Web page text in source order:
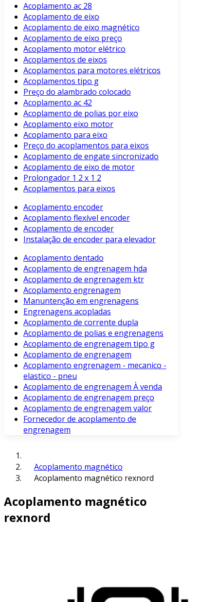
Acoplamento ac 28
Acoplamento de eixo
Acoplamento de eixo magnético
Acoplamento de eixo preço
Acoplamento motor elétrico
Acoplamentos de eixos
Acoplamentos para motores elétricos
Acoplamentos tipo g
Preço do alambrado colocado
Acoplamento ac 42
Acoplamento de polias por eixo
Acoplamento eixo motor
Acoplamento para eixo
Preço do acoplamentos para eixos
Acoplamento de engate sincronizado
Acoplamento de eixo de motor
Prolongador 1 2 x 1 2
Acoplamentos para eixos
Acoplamento encoder
Acoplamento flexível encoder
Acoplamento de encoder
Instalação de encoder para elevador
Acoplamento dentado
Acoplamento de engrenagem hda
Acoplamento de engrenagem ktr
Acoplamento engrenagem
Manuntenção em engrenagens
Engrenagens acopladas
Acoplamento de corrente dupla
Acoplamento de polias e engrenagens
Acoplamento de engrenagem tipo g
Acoplamento de engrenagem
Acoplamento engrenagem - mecanico -
elastico - pneu
Acoplamento de engrenagem À venda
Acoplamento de engrenagem preço
Acoplamento de engrenagem valor
Fornecedor de acoplamento de
engrenagem
Acoplamento magnético
Acoplamento magnético rexnord
Acoplamento magnético
rexnord